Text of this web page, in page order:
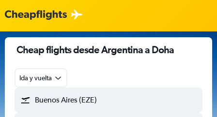
Cheap flights desde Argentina a Doha
Ida y vuelta
Buenos Aires (EZE)